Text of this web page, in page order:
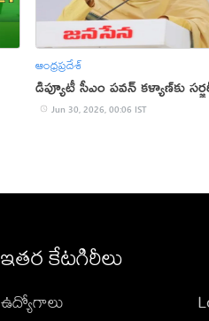
ఆంధ్రప్రదేశ్
డిప్యూటీ సీఎం పవన్ కళ్యాణ్‌కు
Jun 30, 2026, 00:06 IST
ఇతర కేటగిరీలు
ఉద్యోగాలు